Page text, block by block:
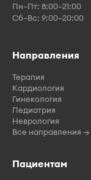
Пн–Пт: 8:00–21:00
Сб–Вс: 9:00–20:00
Направления
Терапия
Кардиология
Гинекология
Педиатрия
Неврология
Все направления →
Пациентам